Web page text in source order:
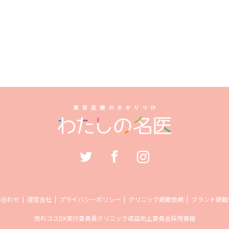
わせ 運営会社 プライバシーポリシー クリニック掲載依頼 ブランド掲
売れコスDX実行委員長クリニック収益向上委員会採用情報